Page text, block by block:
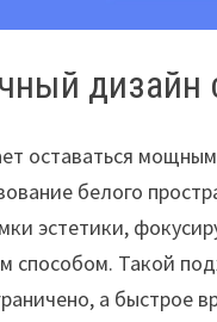
оставаться
белого
эстетики,
способом. Такой
а быстрое